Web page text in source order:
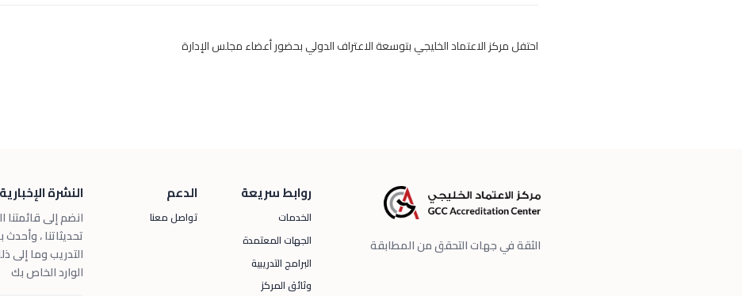
احتفلمركز الاعتماد الخليجيبتوسعة الاعتراف الدولي بحضور أعضاء مجلس الإدارة
الثقة في جهات التحقق من المطابقة
روابط سريعة
الخدمات
الجهات المعتمدة
البرامج التدريبية
وثائق المركز
الدعم
تواصل معنا
النشرة الإخبارية
انضم إلى قائمتنا
تحديثاتنا ، وأحدث
التدريب وما إلى
الوارد الخاص بك